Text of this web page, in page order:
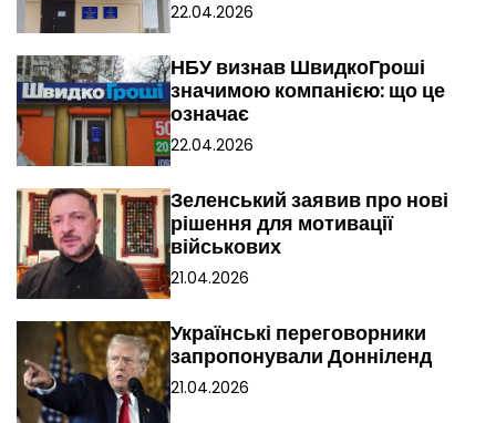
г
а
ц
і
я
з
а
з
а
22.04.2026
НБУ визнав ШвидкоГроші
значимою компанією: що це
означає
22.04.2026
Зеленський заявив про нові
рішення для мотивації
військових
21.04.2026
Українські переговорники
запропонували Донніленд
21.04.2026